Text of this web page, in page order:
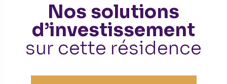
Nos solutions
d’investissement
sur cette résidence